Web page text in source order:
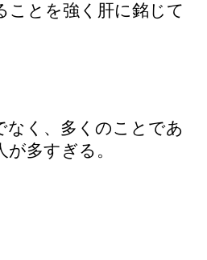
ことを強く肝に銘じて
なく、多くのことであ
多すぎる。